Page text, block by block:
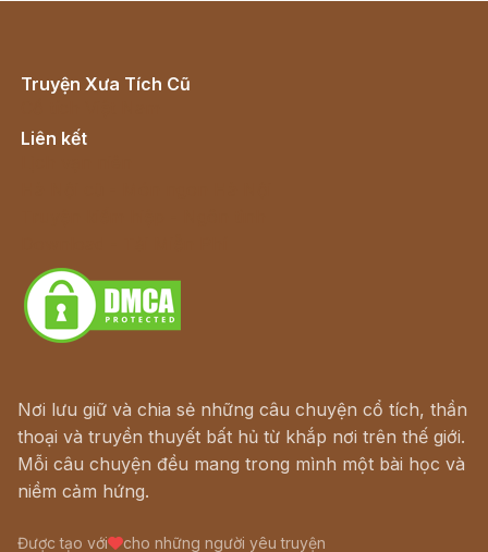
Truyện Xưa Tích Cũ
Liên kết
Nơi lưu giữ và chia sẻ những câu chuyện cổ tích, thần
thoại và truyền thuyết bất hủ từ khắp nơi trên thế giới.
Mỗi câu chuyện đều mang trong mình một bài học và
niềm cảm hứng.
Được tạo với cho những người yêu truyện